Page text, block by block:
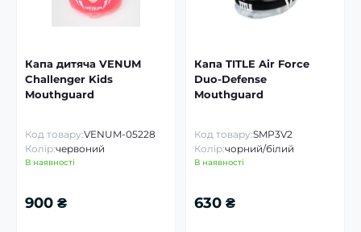
Капа дитяча VENUM
Challenger Kids
Mouthguard
Код товару:VENUM-05228
Колір:червоний
В наявності
900 ₴
Капа TITLE Air Force
Duo-Defense
Mouthguard
Код товару:SMP3V2
Колір:чорний/білий
В наявності
630 ₴